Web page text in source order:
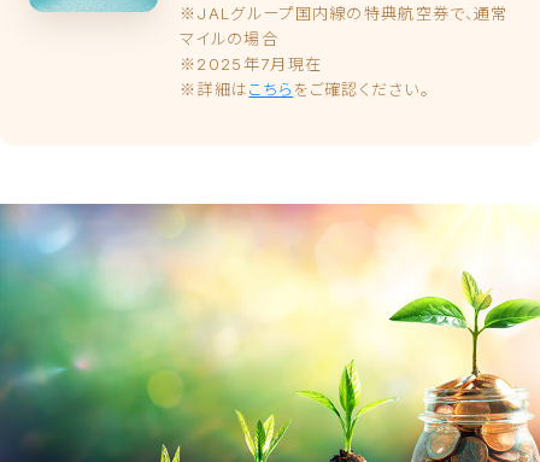
JALグループ国内線の特典航空券で、通常
マイルの場合
2025年7月現在
詳細はこちら をご確認ください。